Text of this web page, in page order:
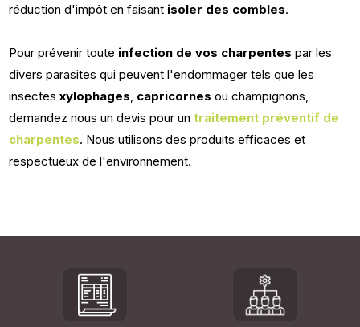
réduction d'impôt en faisant isoler des combles.
Pour prévenir toute infection de vos charpentes par les
divers parasites qui peuvent l'endommager tels que les
insectesxylophages capricornes ou champignons,
demandez nous un devis pour untraitement préventif de
charpentes. Nous utilisons des produits efficaces et
respectueux de l'environnement.